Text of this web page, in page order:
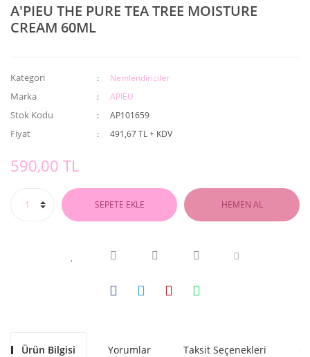
A'PIEU THE PURE TEA TREE MOISTURE
CREAM 60ML
Kategori Nemlendiriciler
Marka APIEU
Stok Kodu AP101659
Fiyat 491,67 TL + KDV
590,00 TL
SEPETE EKLE HEMEN AL
Ürün Bilgisi Yorumlar Taksit Seçenekleri